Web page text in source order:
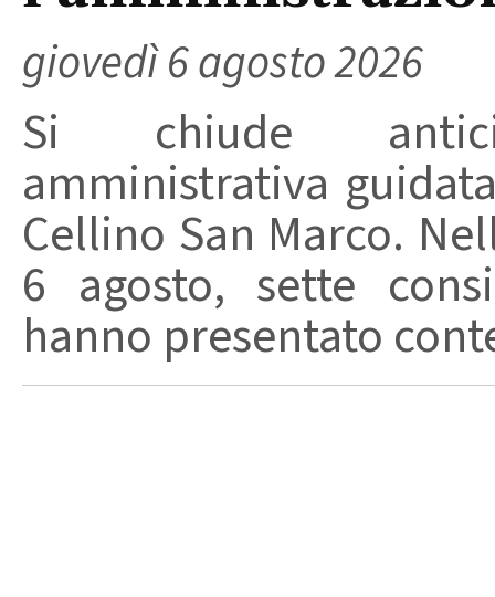
giovedì 6 agosto 2026
Si chiude
amministrativa
Cellino San Marco.
6 agosto, sette
hanno presentato